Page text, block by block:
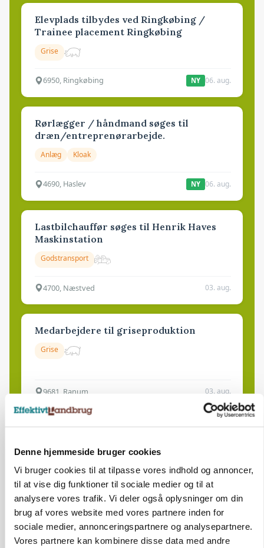
Denne hjemmeside bruger cookies
Vi bruger cookies til at tilpasse vores indhold og annoncer,
til at vise dig funktioner til sociale medier og til at
analysere vores trafik. Vi deler også oplysninger om din
brug af vores website med vores partnere inden for
sociale medier, annonceringspartnere og analysepartnere.
Vores partnere kan kombinere disse data med andre
Elevplads tilbydes ved Ringkøbing /
Trainee placement Ringkøbing
Grise
6950, Ringkøbing NY 06. aug.
Rørlægger / håndmand søges til
dræn/entreprenørarbejde.
Anlæg Kloak
4690, Haslev NY 06. aug.
Lastbilchauffør søges til Henrik Haves
Maskinstation
Godstransport
4700, Næstved 03. aug.
Medarbejdere til griseproduktion
Grise
9681, Ranum 03. aug.
Kalve
6392, Bolderslev 03. aug.
Leder til klimastald